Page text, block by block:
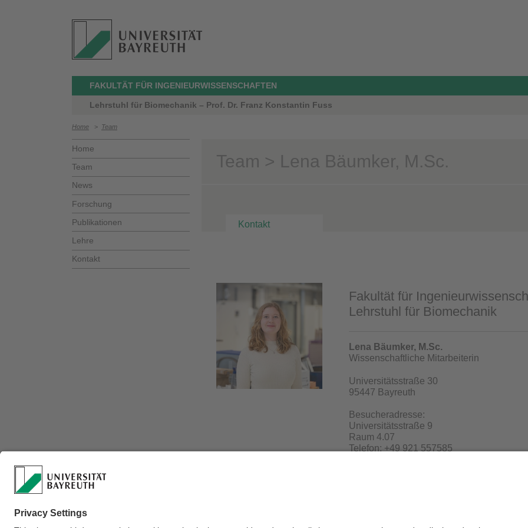
FAKULTÄT FÜR INGENIEURWISSENSCHAFTEN
Lehrstuhl für Biomechanik – Prof. Dr. Franz Konstantin Fuss
Home > Team
Home
Team
News
Forschung
Publikationen
Lehre
Kontakt
Team > Lena Bäumker, M.Sc.
Kontakt
Fakultät für
Lehrstuhl für Biomechanik
Lena Bäumker, M.Sc.
Wissenschaftliche Mitarbeiterin
Universitätsstraße 30
95447 Bayreuth
Besucheradresse:
Universitätsstraße 9
Raum 4.07
Telefon: +49 921 557585